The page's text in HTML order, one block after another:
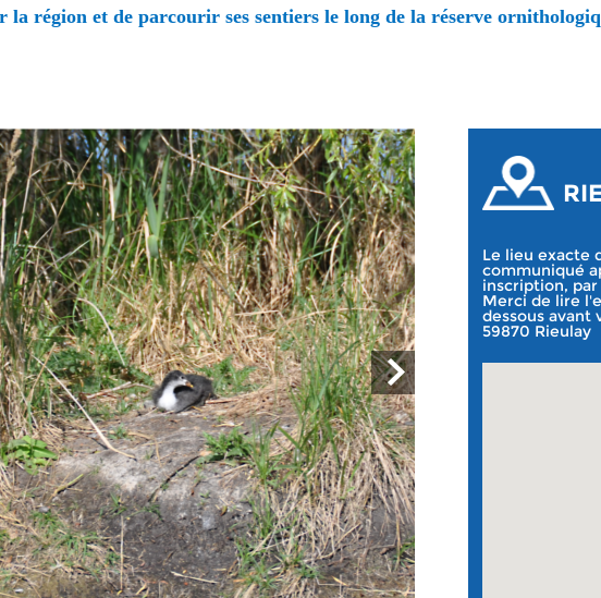
la régionet de parcourir ses sentiers le long de la réserve
Le lieu exacte
communiqué
inscription,
Merci de lire
dessous avant
59870 Rieulay